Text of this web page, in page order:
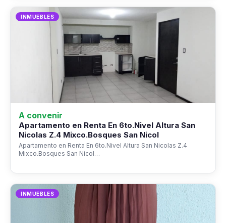
INMUEBLES
A convenir
Apartamento en Renta En 6to.Nivel Altura San
Nicolas Z.4 Mixco.Bosques San Nicol
Apartamento en Renta En 6to.Nivel Altura San Nicolas Z.4
Mixco.Bosques San Nicol…
INMUEBLES